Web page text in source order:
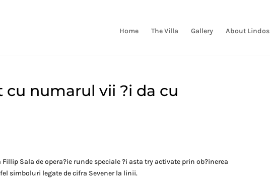
Home The Villa Gallery About Lindos
cu numarul vii ?i da cu
Sala de opera?ie runde speciale ?i asta try activate prin ob?inerea
simboluri legate de cifra Sevener la linii.